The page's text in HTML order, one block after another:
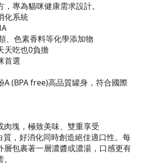
專為貓咪健康需求設計。
化系統
、色素香料等化學添加物
天吃也0負擔
首選
A (BPA free)高品質罐身，符合國際
肉塊，極致美味、雙重享受
質，好消化同時創造絕佳適口性。每
層包裹著一層濃醬或濃湯，口感更有